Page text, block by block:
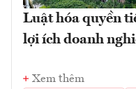
Luật hóa quyền
lợi ích doanh
Xem thêm